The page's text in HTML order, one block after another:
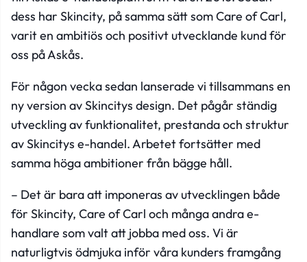
dess har Skincity, på samma sätt som Care of Carl,
varit en ambitiös och positivt utvecklande kund för
oss på Askås.
För någon vecka sedan lanserade vi tillsammans en
ny version av Skincitys design. Det pågår ständig
utveckling av funktionalitet, prestanda och struktur
av Skincitys e-handel. Arbetet fortsätter med
samma höga ambitioner från bägge håll.
– Det är bara att imponeras av utvecklingen både
för Skincity, Care of Carl och många andra e-
handlare som valt att jobba med oss. Vi är
naturligtvis ödmjuka inför våra kunders framgång